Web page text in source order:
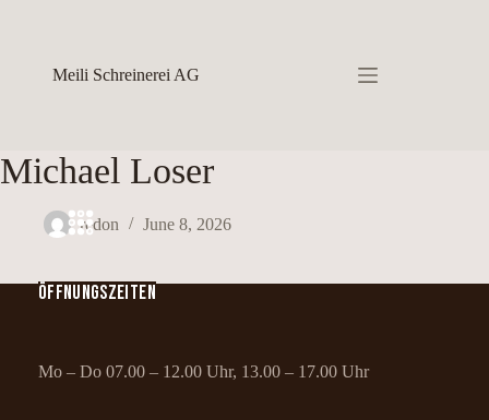
Meili Schreinerei AG
Michael Loser
redon June 8, 2026
ÖFFNUNGSZEITEN
Mo – Do 07.00 – 12.00 Uhr, 13.00 – 17.00 Uhr